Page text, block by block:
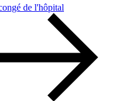
de l'hôpital